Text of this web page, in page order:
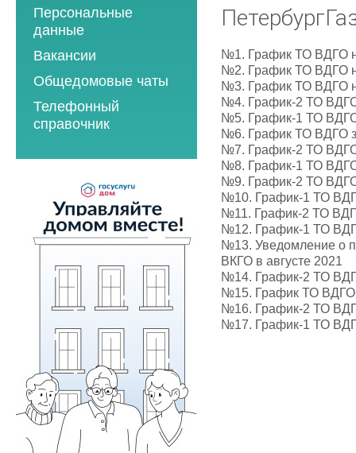
2018 год
2021 год
2022 год
2025 год
2026 год
Мероприятия по
энергосбережению
2019 год
2020 год
2021 год
2022 год
2023 год
2024 год
2019 год
2020 год
2021 год
2022 год
2023 год
2024 год
2025 год
2026 год
Персональные
данные
Вакансии
Общедомовые чаты
Телефонный
справочник
№1. График ТО ВДГО
№2. График ТО ВДГО
№3. График ТО ВДГО
№4. График-2 ТО
№5. График-1 ТО
№6. График ТО ВДГО
№7. График-2 ТО
№8. График-1 ТО
№9. График-2 ТО
№10. График-1 ТО
№11. График-2 ТО
№12. График-1 ТО
№13. Уведомление о
ВКГО в августе 2021
№14. График-2 ТО
№15. График ТО ВДГО
№16. График-2 ТО
№17. График-1 ТО